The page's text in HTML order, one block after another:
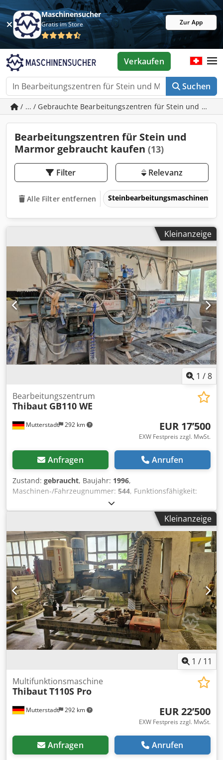
Maschinensucher
Gratis im Store Zur App
Suchen
Verkaufen
/ ... / Gebrauchte Bearbeitungszentren für Stein und
Bearbeitungszentren für Stein und
Marmor gebraucht kaufen (13)
Filter Relevanz
Alle Filter entfernen Steinbearbeitungsmaschinen
Kleinanzeige
1 /8
Mutterstadt 292 km
Bearbeitungszentrum
Thibaut GB110 WE
EUR 17’500
EXW Festpreis zzgl. MwSt.
Anfragen Anrufen
Zustand: gebraucht, Baujahr: 1996,
Maschinen-/Fahrzeugnummer: 544, Funktionsfähigkeit:
, Multifunktionsmaschine zur
Bearbeitung von Natur - und Kunststein Chodpszrabpjfx
Acdsa Ideal für die Bereiche Grabmal, Restauration und
Bau Höhenverstellung Z-Achse 600 mm Fahrweg X-Achse
ca.4500 mm pneumatischer Anpressdruck ( ideal zum
Schleifen, Polieren und Bürsten von Oberflächen )
stufenloser Antriebsmotor 250-2950 U/min.
Gelenkarmfeststellsystem hydraulisches
Seitenschleifgetriebe Arbeitstisch
Marmorschleifeinrichtung Granitschleifkopf
Kleinanzeige
1 / 11
Mutterstadt 292 km
Multifunktionsmaschine
ThibautT110S Pro
EUR 22’500
EXW Festpreis zzgl. MwSt.
Anfragen Anrufen